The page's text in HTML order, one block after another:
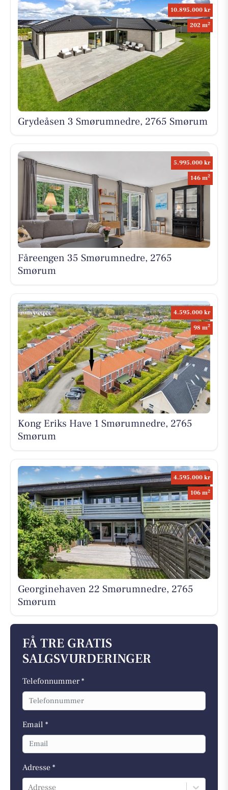
10.895.000 kr
202 m2
Grydeåsen 3 Smørumnedre, 2765 Smørum
5.995.000 kr
146 m2
Fåreengen 35 Smørumnedre, 2765
Smørum
4.595.000 kr
98 m2
Kong Eriks Have 1 Smørumnedre, 2765
Smørum
4.595.000 kr
106 m2
Georginehaven 22 Smørumnedre, 2765
Smørum
FÅ TRE GRATIS
SALGSVURDERINGER
Telefonnummer *
Email *
Adresse *
Adresse